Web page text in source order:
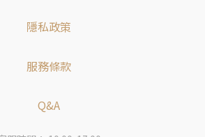
隱私政策
服務條款
Q&A